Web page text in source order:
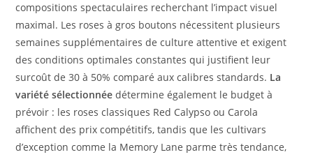
compositions spectaculaires recherchant l’impact visuel
maximal. Les roses à gros boutons nécessitent plusieurs
semaines supplémentaires de culture attentive et exigent
des conditions optimales constantes qui justifient leur
surcoût de 30 à 50% comparé aux calibres standards. La
variété sélectionnée détermine également le budget à
prévoir : les roses classiques Red Calypso ou Carola
affichent des prix compétitifs, tandis que les cultivars
d’exception comme la Memory Lane parme très tendance,